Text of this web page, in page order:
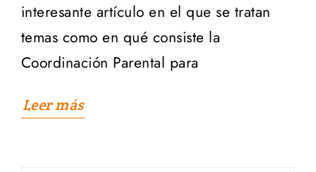
interesante artículo en el que se tratan
temas como en qué consiste la
Coordinación Parental para
Leer más